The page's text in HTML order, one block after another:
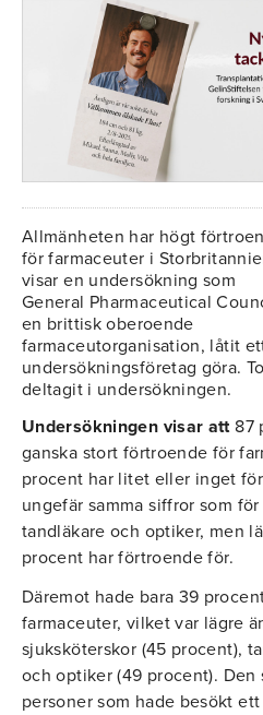
Allmänheten har högt
för farmaceuter i
visar en undersökning som
General Pharmaceutical
en brittisk oberoende
farmaceutorganisation, låtit
undersökningsföretag göra.
deltagit i undersökningen.
Undersökningen visar att87
ganska stort förtroende för
procent har litet eller inget
ungefär samma siffror som
tandläkare och optiker, men
procent har förtroende för.
Däremot hade bara 39
farmaceuter, vilket var lägre
sjuksköterskor (45 procent),
och optiker (49 procent). Den
personer som hade besökt